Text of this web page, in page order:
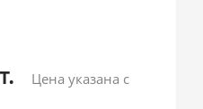
Цена указана с